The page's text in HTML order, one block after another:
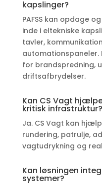
kapslinger?
PAFSS kan opdage
inde i eltekniske
tavler,
automationspaneler.
for brandspredning,
driftsafbrydelser.
Kan CS Vagt
kritisk infrastruktur?
Ja. CS Vagt kan
rundering, patrulje,
vagtudrykning og
Kan løsningen
systemer?